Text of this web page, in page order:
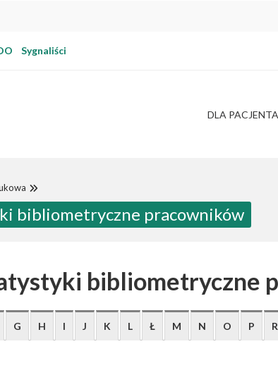
Sygnaliści
DLA PACJENTA
bibliometryczne pracowników
bibliometryczne
G H I J K L Ł M N O P R